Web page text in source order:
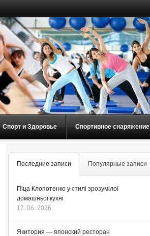
Спорт и Здоровье Спортивное снаряжение
Последние записи Популярные записи
Піца Клопотенко у стилі зрозумілої
домашньої кухні
17. 06. 2026
Якитория — японский ресторан